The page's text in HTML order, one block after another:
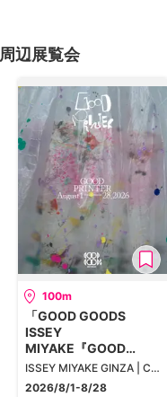
周辺展覧会
100m
「GOOD GOODS
ISSEY
MIYAKE『GOOD
PRINTER』」
ISSEY MIYAKE GINZA | CUBE
2026/8/1-8/28